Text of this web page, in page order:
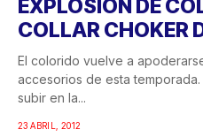
EXPLOSIÓN DE
COLLAR CHOKER
El colorido vuelve a
accesorios de esta
subir en la...
23 ABRIL, 2012